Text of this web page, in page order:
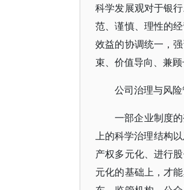
科学发展观对于银
范、谨慎、理性的
效益的协调统一，
束、价值导向、兼顾
公司治理与风
一部企业制度
上的科学治理结构
产权多元化、进行
元化的基础上，才